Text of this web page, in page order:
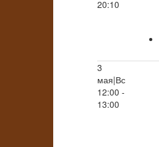
20:10
3
мая|Вс
12:00 -
13:00